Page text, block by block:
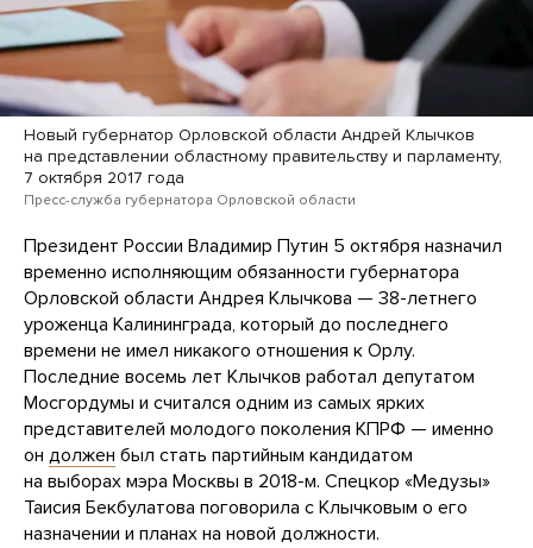
Новый губернатор Орловской области Андрей Клычков
на представлении областному правительству и парламенту,
7 октября 2017 года
Пресс-служба губернатора Орловской области
Президент России Владимир Путин 5 октября назначил
временно исполняющим обязанности губернатора
Орловской области Андрея Клычкова — 38-летнего
уроженца Калининграда, который до последнего
времени не имел никакого отношения к Орлу.
Последние восемь лет Клычков работал депутатом
Мосгордумы и считался одним из самых ярких
представителей молодого поколения КПРФ — именно
он должен был стать партийным кандидатом
на выборах мэра Москвы в 2018-м. Спецкор «Медузы»
Таисия Бекбулатова поговорила с Клычковым о его
назначении и планах на новой должности.